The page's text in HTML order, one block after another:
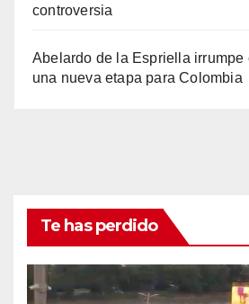
controversia
Abelardo de la Espriella irrumpe
una nueva etapa para Colombia
Te has perdido